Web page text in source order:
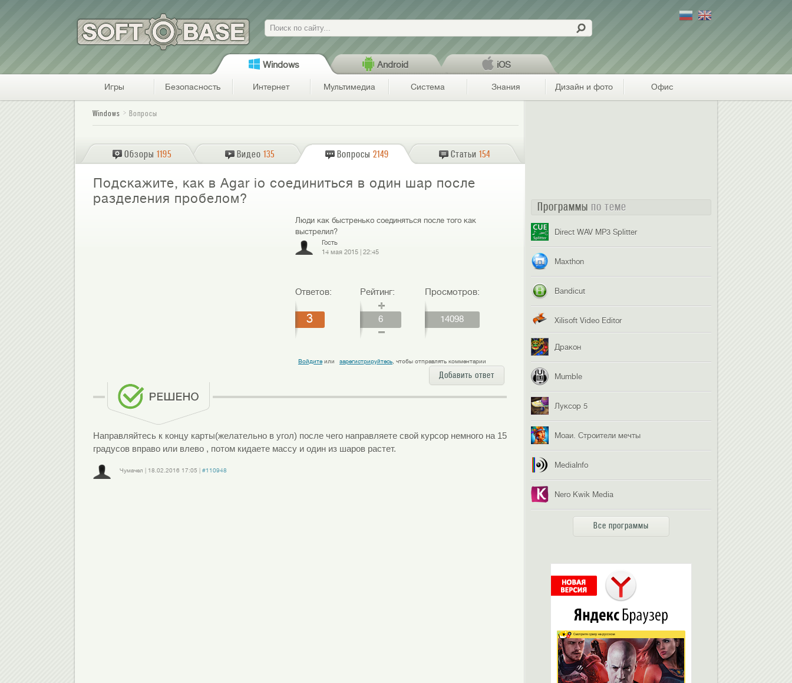
Поиск
Windows Android iOS
Игры Безопасность Интернет Мультимедиа Система Знания Дизайн и фото Офис
Windows Вопросы
Обзоры 1195 Видео 135 Вопросы 2149 Статьи 154
Подскажите, как в Agar io соединиться в один шар после
разделения пробелом?
Люди как быстренько соединяться после того как
выстрелил?
Гость
14 мая 2015| 22:45
Ответов:
3
Рейтинг:
6
Просмотров:
14098
Войдитеили зарегистрируйтесь, чтобы отправлять комментарии
Добавить ответ
Направляйтесь к концу карты(желательно в угол) после чего направляете свой курсор немного на 15
градусов вправо или влево , потом кидаете массу и один из шаров растет.
Чумачел 18.02.2016 17:05
#110948
Программы по теме
Direct WAV MP3 Splitter
Maxthon
Bandicut
Xilisoft Video Editor
Дракон
Mumble
Луксор 5
Моаи. Строители мечты
MediaInfo
Nero Kwik Media
Все программы